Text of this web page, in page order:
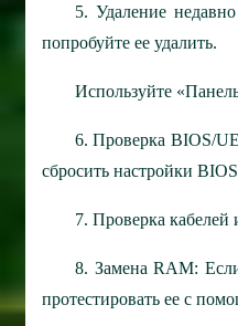
5. Удаление
попробуйте ее удалить.
Используйте
6. Проверка BIOS/
сбросить настройки
7. Проверка
8. Замена RAM:
протестировать ее с